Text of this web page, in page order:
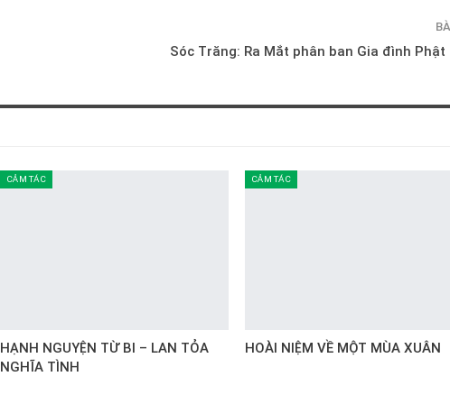
Sóc Trăng: Ra Mắt phân ban Gia đình
CẢM TÁC
HẠNH NGUYỆN TỪ BI – LAN TỎA
NGHĨA TÌNH
CẢM TÁC
HOÀI NIỆM VỀ MỘT MÙA XUÂN